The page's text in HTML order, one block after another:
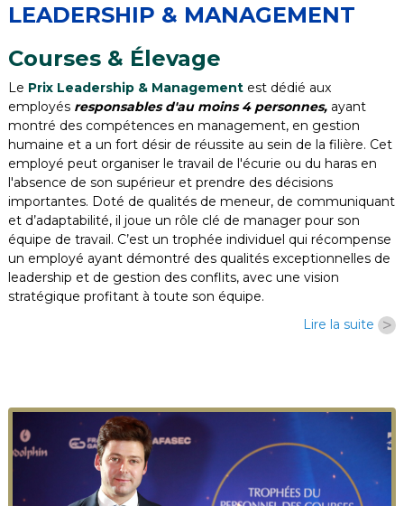
LEADERSHIP & MANAGEMENT
Courses & Élevage
Le Prix Leadership & Managementest dédié aux
employés responsables d'au moins 4 personnes,ayant
montré des compétences en management, en gestion
humaine et a un fort désir de réussite au sein de la filière. Cet
employé peut organiser le travail de l'écurie ou du haras en
l'absence de son supérieur et prendre des décisions
importantes. Doté de qualités de meneur, de communiquant
et d’adaptabilité, il joue un rôle clé de manager pour son
équipe de travail. C’est un trophée individuel qui récompense
un employé ayant démontré des qualités exceptionnelles de
leadership et de gestion des conflits, avec une vision
stratégique profitant à toute son équipe.
Lire la suite >